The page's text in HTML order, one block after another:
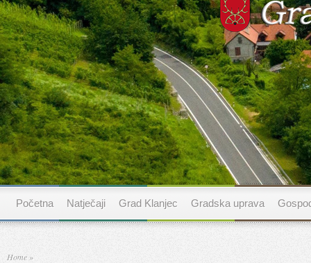
Početna Natječaji Grad Klanjec Gradska uprava
Home »